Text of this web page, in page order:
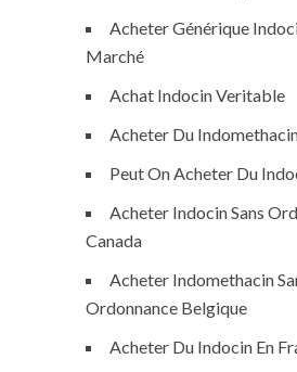
Acheter Générique
Marché
Achat Indocin Veritable
Acheter Du
Peut On Acheter Du
Acheter Indocin Sans
Canada
Acheter Indomethacin
Ordonnance Belgique
Acheter Du Indocin En